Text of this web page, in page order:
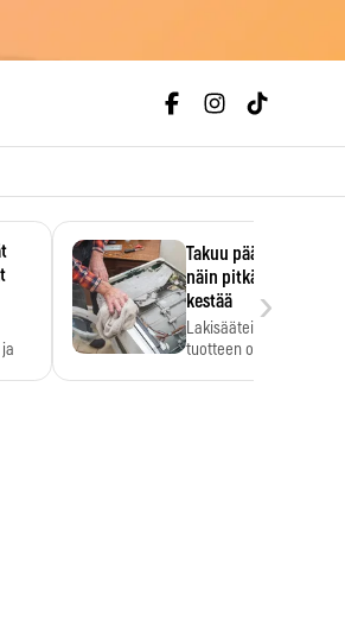
Takuu päättyi,
näin pitkään
kestää
Lakisääteinen
tuotteen oletetun
›